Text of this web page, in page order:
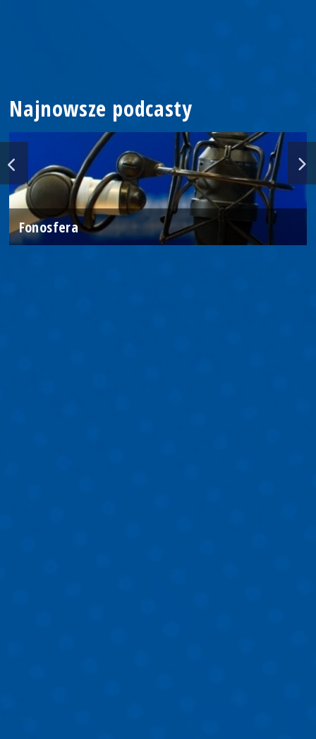
Najnowsze podcasty
Fonosfera